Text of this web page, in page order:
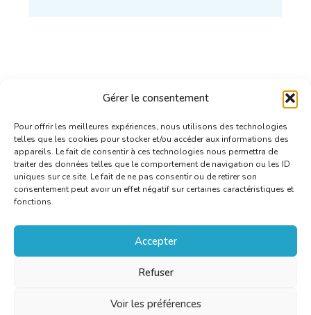
Gérer le consentement
Pour offrir les meilleures expériences, nous utilisons des technologies
telles que les cookies pour stocker et/ou accéder aux informations des
appareils. Le fait de consentir à ces technologies nous permettra de
traiter des données telles que le comportement de navigation ou les ID
uniques sur ce site. Le fait de ne pas consentir ou de retirer son
consentement peut avoir un effet négatif sur certaines caractéristiques et
fonctions.
Accepter
Refuser
Voir les préférences